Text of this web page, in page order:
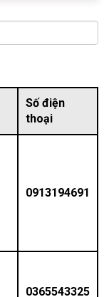
Số điện
thoại
0913194691
0365543325